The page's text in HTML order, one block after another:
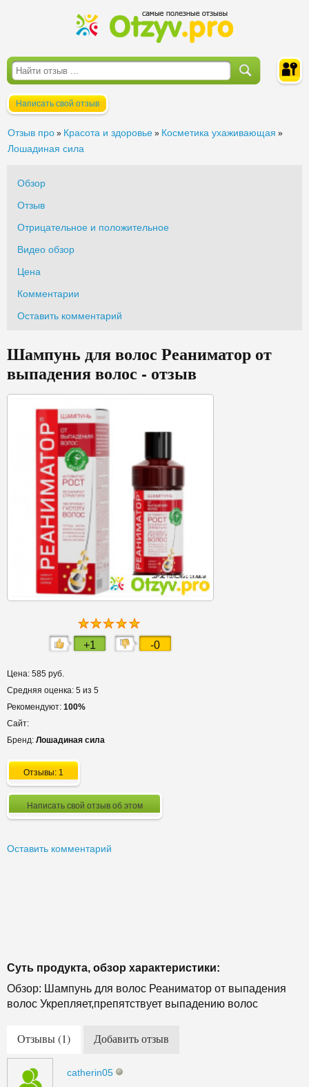
Написать свой отзыв
Отзыв про » Красота и здоровье » Косметика ухаживающая »
Лошадиная сила
Обзор
Отзыв
Отрицательное и положительное
Видео обзор
Цена
Комментарии
Оставить комментарий
Шампунь для волос Реаниматор от
выпадения волос - отзыв
+1 -0
Цена: 585 руб.
Средняя оценка: 5 из 5
Рекомендуют: 100%
Сайт:
Бренд: Лошадиная сила
Отзывы: 1
Написать свой отзыв об этом
Оставить комментарий
Суть продукта, обзор характеристики:
Обзор: Шампунь для волос Реаниматор от выпадения
волос Укрепляет,препятствует выпадению волос
Отзывы (1) Добавить отзыв
catherin05